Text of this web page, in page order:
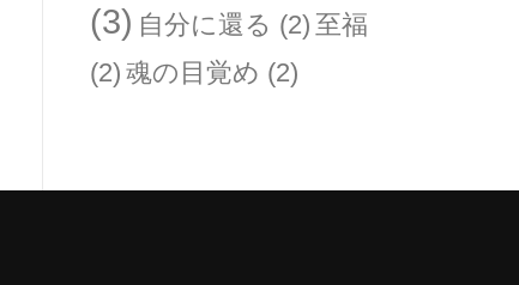
(3) 自分に還る (2) 至福
(2) 魂の目覚め (2)